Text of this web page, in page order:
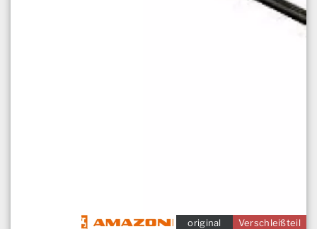
Verschleißteil
original